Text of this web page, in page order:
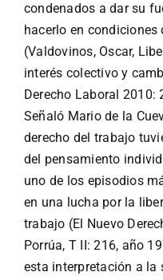
condenados a dar su
hacerlo en condiciones
(Valdovinos, Oscar,
interés colectivo y
Derecho Laboral 2010:
Señaló Mario de la
derecho del trabajo
del pensamiento
uno de los episodios
en una lucha por la
trabajo (El Nuevo
Porrúa, T II: 216, año
esta interpretación a la